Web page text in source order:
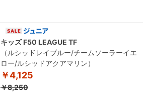
キッズ F50 LEAGUE TF
（ルシッドレイブルー/チームソーラーイエ
ロー/ルシッドアクアマリン）
￥4,125
￥8,250